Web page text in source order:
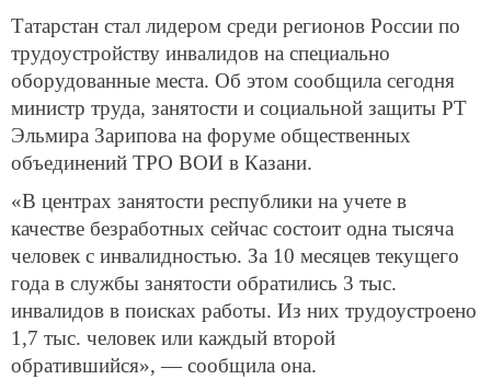
Татарстан стал лидером среди регионов России по
трудоустройству инвалидов на специально
оборудованные места. Об этом сообщила сегодня
министр труда, занятости и социальной защиты РТ
Эльмира Зарипова на форуме общественных
объединений ТРО ВОИ в Казани.
«В центрах занятости республики на учете в
качестве безработных сейчас состоит одна тысяча
человек с инвалидностью. За 10 месяцев текущего
года в службы занятости обратились 3 тыс.
инвалидов в поисках работы. Из них трудоустроено
1,7 тыс. человек или каждый второй
обратившийся», — сообщила она.